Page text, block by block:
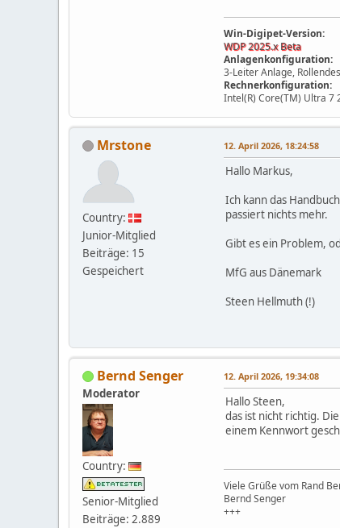
Win-Digipet-Version:
WDP 2025.x Beta
Anlagenkonfiguration:
3-Leiter Anlage,
Rechnerkonfiguration:
Intel(R) Core(TM) Ultra 7
Mrstone
Country:
Junior-Mitglied
Beiträge: 15
Gespeichert
12. April 2026, 18:24:58
Hallo Markus,
Ich kann das
passiert nichts mehr.
Gibt es ein Problem,
MfG aus Dänemark
Steen Hellmuth (!)
Bernd Senger
Moderator
Country:
Senior-Mitglied
Beiträge: 2.889
12. April 2026, 19:34:08
Hallo Steen,
das ist nicht richtig.
einem Kennwort
Viele Grüße vom Rand
Bernd Senger
+++